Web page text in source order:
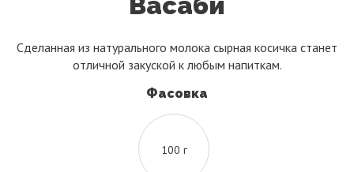
Сделанная из натурального молока сырная косичка станет
отличной закуской к любым напиткам.
Фасовка
100 г